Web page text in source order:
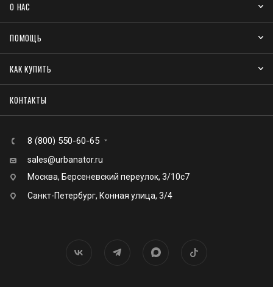
О НАС
ПОМОЩЬ
КАК КУПИТЬ
КОНТАКТЫ
8 (800) 550-60-65
sales@urbanator.ru
Москва, Берсеневский переулок, 3/10с7
Санкт-Петербург, Конная улица, 3/4